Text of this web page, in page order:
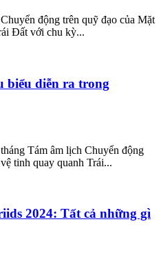
động trên quỹ đạo của Mặt
Đất với chu kỳ...
biểu diễn ra trong
Tám âm lịch Chuyển động
tinh quay quanh Trái...
2024: Tất cả những gì